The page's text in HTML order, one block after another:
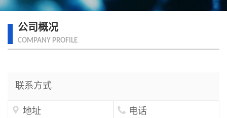
公司概况
COMPANY PROFILE
联系方式
 地址  电话